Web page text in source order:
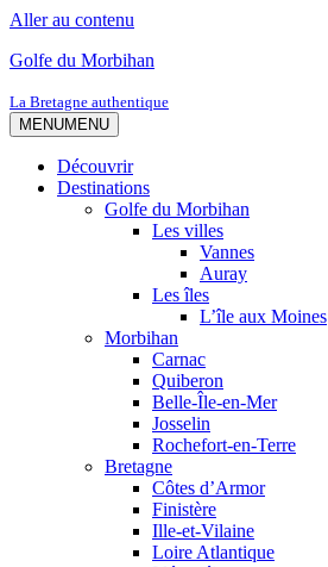
Aller au contenu
Golfe du Morbihan
La Bretagne authentique
MENUMENU
Découvrir
Destinations
Golfe du Morbihan
Les villes
Vannes
Auray
Les îles
L’île aux Moines
Morbihan
Carnac
Quiberon
Belle-Île-en-Mer
Josselin
Rochefort-en-Terre
Bretagne
Côtes d’Armor
Finistère
Ille-et-Vilaine
Loire Atlantique